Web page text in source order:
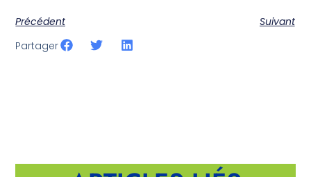
Précédent
Suivant
Partager